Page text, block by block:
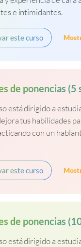
e intimidantes.
este curso
de ponencias
está dirigido a
tus habilidades
con un
este curso
de ponencias
está dirigido a